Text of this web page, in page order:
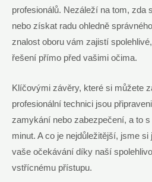
profesionálů. Nezáleží na tom, zda
nebo získat radu ohledně
znalost oboru vám zajistí
řešení přímo před vašimi očima.
Klíčovými závěry, které si můžete
profesionální technici jsou
zamykání nebo zabezpečení, a to
minut. A co je nejdůležitější, jsme
vaše očekávání díky naší
vstřícnému přístupu.